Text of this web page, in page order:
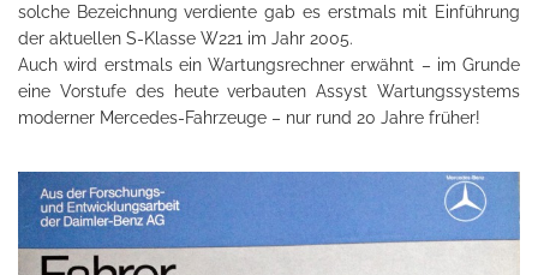
solche Bezeichnung verdiente gab es erstmals mit Einführung
der aktuellen S-Klasse W221 im Jahr 2005.
Auch wird erstmals ein Wartungsrechner erwähnt – im Grunde
eine Vorstufe des heute verbauten Assyst Wartungssystems
moderner Mercedes-Fahrzeuge – nur rund 20 Jahre früher!